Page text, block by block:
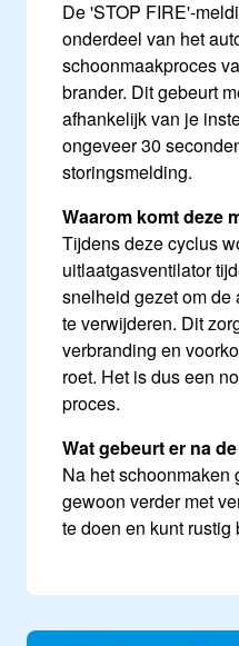
De 'STOP FIRE'-
onderdeel van het
schoonmaakproces
brander. Dit gebeurt
afhankelijk van je
ongeveer 30
storingsmelding.
Waarom komt deze
Tijdens deze cyclus
uitlaatgasventilator
snelheid gezet om de
te verwijderen. Dit
verbranding en
roet. Het is dus een
proces.
Wat gebeurt er na
Na het schoonmaken
gewoon verder met
te doen en kunt rustig